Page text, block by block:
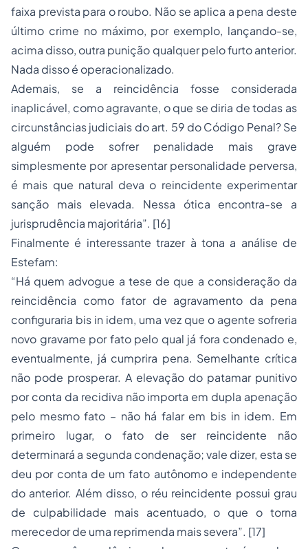
faixa prevista para o roubo. Não se aplica a pena deste
último crime no máximo, por exemplo, lançando-se,
acima disso, outra punição qualquer pelo furto anterior.
Nada disso é operacionalizado.
Ademais, se a reincidência fosse considerada
inaplicável, como agravante, o que se diria de todas as
circunstâncias judiciais do art. 59 do Código Penal? Se
alguém pode sofrer penalidade mais grave
simplesmente por apresentar personalidade perversa,
é mais que natural deva o reincidente experimentar
sanção mais elevada. Nessa ótica encontra-se a
jurisprudência majoritária”. [16]
Finalmente é interessante trazer à tona a análise de
Estefam:
“Há quem advogue a tese de que a consideração da
reincidência como fator de agravamento da pena
configuraria bis in idem, uma vez que o agente sofreria
novo gravame por fato pelo qual já fora condenado e,
eventualmente, já cumprira pena. Semelhante crítica
não pode prosperar. A elevação do patamar punitivo
por conta da recidiva não importa em dupla apenação
pelo mesmo fato – não há falar em bis in idem. Em
primeiro lugar, o fato de ser reincidente não
determinará a segunda condenação; vale dizer, esta se
deu por conta de um fato autônomo e independente
do anterior. Além disso, o réu reincidente possui grau
de culpabilidade mais acentuado, o que o torna
merecedor de uma reprimenda mais severa”. [17]